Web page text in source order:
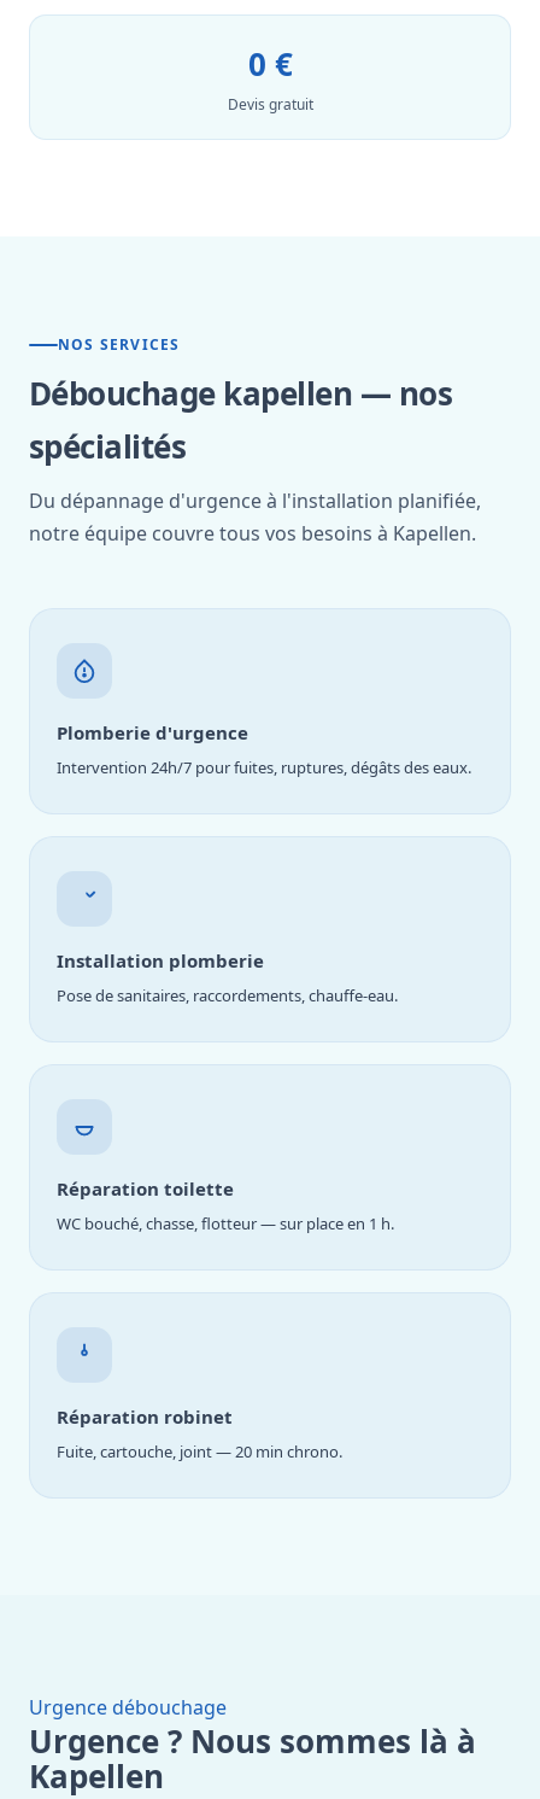
0 €
Devis gratuit
NOS SERVICES
Débouchage kapellen — nos
spécialités
Du dépannage d'urgence à l'installation planifiée,
notre équipe couvre tous vos besoins à Kapellen.
Plomberie d'urgence
Intervention 24h/7 pour fuites, ruptures, dégâts des eaux.
Installation plomberie
Pose de sanitaires, raccordements, chauffe-eau.
Réparation toilette
WC bouché, chasse, flotteur — sur place en 1 h.
Réparation robinet
Fuite, cartouche, joint — 20 min chrono.
Urgence débouchage
Urgence ? Nous sommes là à
Kapellen